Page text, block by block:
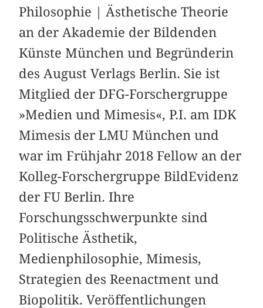
Philosophie | Ästhetische Theorie
an der Akademie der Bildenden
Künste München und Begründerin
des August Verlags Berlin. Sie ist
Mitglied der DFG-Forschergruppe
»Medien und Mimesis«, P.I. am IDK
Mimesis der LMU München und
war im Frühjahr 2018 Fellow an der
Kolleg-Forschergruppe BildEvidenz
der FU Berlin. Ihre
Forschungsschwerpunkte sind
Politische Ästhetik,
Medienphilosophie, Mimesis,
Strategien des Reenactment und
Biopolitik. Veröffentlichungen